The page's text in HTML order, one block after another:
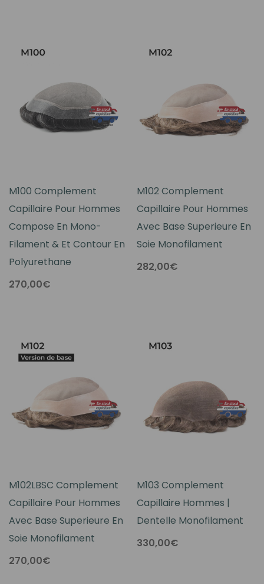
M100 Complement
Capillaire Pour Hommes
Compose En Mono-
Filament & Et Contour En
Polyurethane
270,00€
M102 Complement
Capillaire Pour Hommes
Avec Base Superieure En
Soie Monofilament
282,00€
M102LBSC Complement
Capillaire Pour Hommes
Avec Base Superieure En
Soie Monofilament
270,00€
M103 Complement
Capillaire Hommes |
Dentelle Monofilament
330,00€